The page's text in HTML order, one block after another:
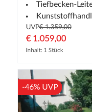
Tiefbecken-
UVP€ 1.359,00
€ 1.059,00
Inhalt: 1 Stück
-46% UVP